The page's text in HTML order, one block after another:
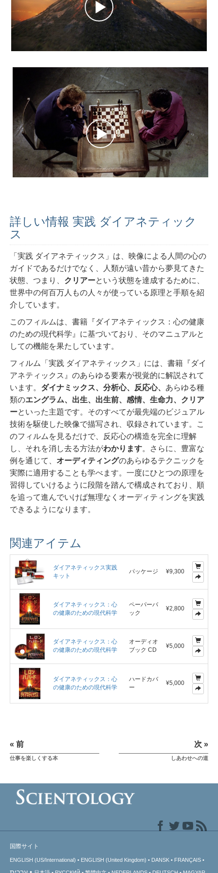
詳しい情報 実践 ダイアネティック
ス
「実践 ダイアネティックス」は、映像による人間の心の
ガイドであるだけでなく、人類が遠い昔から夢見てきた
状態、つまり、 クリアーという状態を達成するために、
世界中の何百万人もの人々が使っている原理と手順を紹
介しています。
このフィルムは、書籍『ダイアネティックス：心の健康
のための現代科学』に基づいており、そのマニュアルと
しての機能を果たしています。
フィルム「実践 ダイアネティックス」には、書籍『ダイ
アネティックス』のあらゆる要素が視覚的に解説されて
います。 ダイナミックス、分析心、反応心、 あらゆる種
類のエングラム、出生、出生前、感情、生命力、クリア
ーといった主題です。そのすべてが最先端のビジュアル
技術を駆使した映像で描写され、収録されています。こ
のフィルムを見るだけで、反応心の構造を完全に理解
し、それを消し去る方法がわかります。さらに、豊富な
例を通じて、 オーディティングのあらゆるテクニックを
実際に適用することも学べます。一度にひとつの原理を
習得していけるように段階を踏んで構成されており、順
を追って進んでいけば無理なくオーディティングを実践
できるようになります。
関連アイテム
ダイアネティックス実践
キット
パッケージ ¥9,300
ダイアネティックス：心
の健康のための現代科学
ペーパーバ
ック
¥2,800
ダイアネティックス：心
の健康のための現代科学
オーディオ
ブック CD
¥5,000
ダイアネティックス：心
の健康のための現代科学
ハードカバ
ー
¥5,000
« 前
仕事を楽しくする本
次 »
しあわせへの道
国際サイト
ENGLISH (US/International) ENGLISH (United Kingdom) DANSK FRANÇAIS